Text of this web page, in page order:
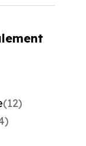
(12)